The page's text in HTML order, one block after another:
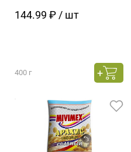
144.99 ₽ / шт
400 г